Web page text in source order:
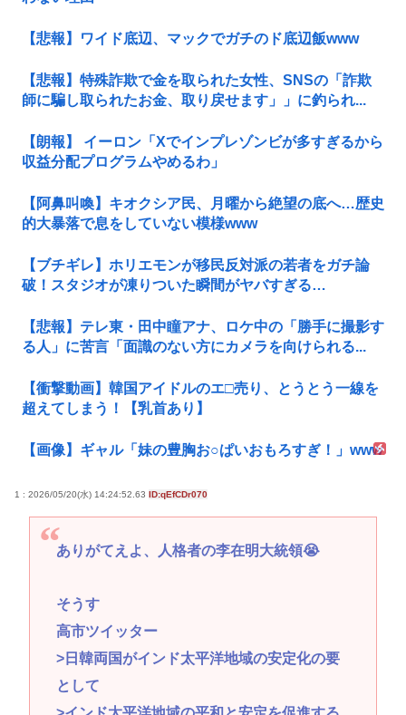
【悲報】ワイド底辺、マックでガチのド底辺飯www
【悲報】特殊詐欺で金を取られた女性、SNSの「詐欺
師に騙し取られたお金、取り戻せます」」に釣られ...
【朗報】 イーロン「Xでインプレゾンビが多すぎるから
収益分配プログラムやめるわ」
【阿鼻叫喚】キオクシア民、月曜から絶望の底へ…歴史
的大暴落で息をしていない模様www
【ブチギレ】ホリエモンが移民反対派の若者をガチ論
破！スタジオが凍りついた瞬間がヤバすぎる…
【悲報】テレ東・田中瞳アナ、ロケ中の「勝手に撮影す
る人」に苦言「面識のない方にカメラを向けられる...
【衝撃動画】韓国アイドルのエ□売り、とうとう一線を
超えてしまう！【乳首あり】
【画像】ギャル「妹の豊胸お○ぱいおもろすぎ！」www
1 : 2026/05/20(水) 14:24:52.63 ID:qEfCDr070
ありがてえよ、人格者の李在明大統領😭
そうす
高市ツイッター
>日韓両国がインド太平洋地域の安定化の要
として